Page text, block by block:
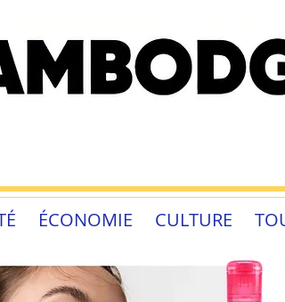
ÉCONOMIE CULTURE